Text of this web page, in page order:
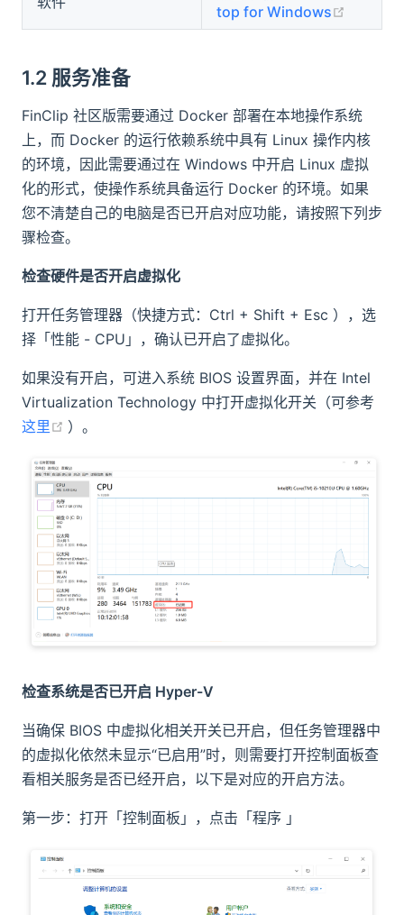
top for Windows
1.2 服务准备
FinClip 社区版需要通过 Docker 部署在本地操作系统
上，而 Docker 的运行依赖系统中具有 Linux 操作内核
的环境，因此需要通过在 Windows 中开启 Linux 虚拟
化的形式，使操作系统具备运行 Docker 的环境。如果
您不清楚自己的电脑是否已开启对应功能，请按照下列步
骤检查。​
检查硬件是否开启虚拟化
打开任务管理器（快捷方式：Ctrl + Shift + Esc ），选
择「性能 - CPU」，确认已开启了虚拟化。
如果没有开启，可进入系统 BIOS 设置界面，并在 Intel
Virtualization Technology 中打开虚拟化开关（可参考
这里
(opens new window)
）。
检查系统是否已开启 Hyper-V
当确保 BIOS 中虚拟化相关开关已开启，但任务管理器中
的虚拟化依然未显示“已启用”时，则需要打开控制面板查
看相关服务是否已经开启，以下是对应的开启方法。​
第一步：打开「控制面板」，点击「程序 」